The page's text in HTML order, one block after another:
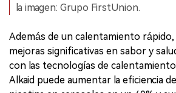
la imagen: Grupo FirstUnion.
Además de un calentamiento rápido,
mejoras significativas en sabor y
con las tecnologías de
Alkaid puede aumentar la eficiencia